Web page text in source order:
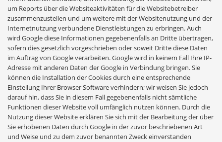
um Reports über die Websiteaktivitäten für die Websitebetreiber
zusammenzustellen und um weitere mit der Websitenutzung und der
Internetnutzung verbundene Dienstleistungen zu erbringen. Auch
wird Google diese Informationen gegebenenfalls an Dritte übertragen,
sofern dies gesetzlich vorgeschrieben oder soweit Dritte diese Daten
im Auftrag von Google verarbeiten. Google wird in keinem Fall Ihre IP-
Adresse mit anderen Daten der Google in Verbindung bringen. Sie
können die Installation der Cookies durch eine entsprechende
Einstellung Ihrer Browser Software verhindern; wir weisen Sie jedoch
darauf hin, dass Sie in diesem Fall gegebenenfalls nicht sämtliche
Funktionen dieser Website voll umfänglich nutzen können. Durch die
Nutzung dieser Website erklären Sie sich mit der Bearbeitung der über
Sie erhobenen Daten durch Google in der zuvor beschriebenen Art
und Weise und zu dem zuvor benannten Zweck einverstanden